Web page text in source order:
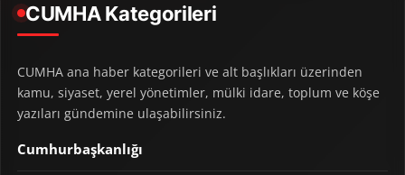
CUMHA Kategorileri
CUMHA ana haber kategorileri ve alt başlıkları üzerinden
kamu, siyaset, yerel yönetimler, mülki idare, toplum ve köşe
yazıları gündemine ulaşabilirsiniz.
Cumhurbaşkanlığı